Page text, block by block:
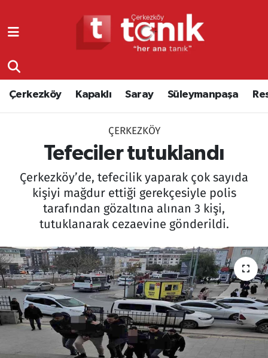
Çerkezköy Kapaklı Saray Süleymanpaşa
ÇERKEZKÖY
Tefeciler tutuklandı
Çerkezköy’de, tefecilik yaparak çok sayıda
kişiyi mağdur ettiği gerekçesiyle polis
tarafından gözaltına alınan 3 kişi,
tutuklanarak cezaevine gönderildi.
Tekirdağ
Asayiş
Eğitim
Ekonomi
Siyaset
Foto Galeri
Ekonomi
Ergene
Genel
Gündem
Kapaklı
Kırklareli
Tekirdağ Nöbetçi Eczaneler
Tekirdağ Trafik Yoğunluk Haritası
Tüm Manşetler
Son Dakika Haberleri
Haber Arşivi